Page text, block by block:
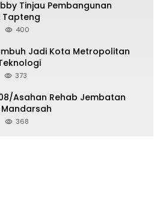
Tinjau Pembangunan
Tapteng
400
Jadi Kota Metropolitan
373
Asahan Rehab Jembatan
368